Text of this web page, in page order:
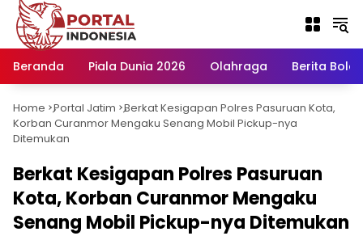
Langsung
konten
Beranda
Piala Dunia 2026 Olahraga Berita Bola
Home -
Portal Jatim -
Berkat Kesigapan Polres Pasuruan Kota,
Korban Curanmor Mengaku Senang Mobil Pickup-nya
Ditemukan
Berkat Kesigapan Polres Pasuruan
Kota, Korban Curanmor Mengaku
Senang Mobil Pickup-nya Ditemukan